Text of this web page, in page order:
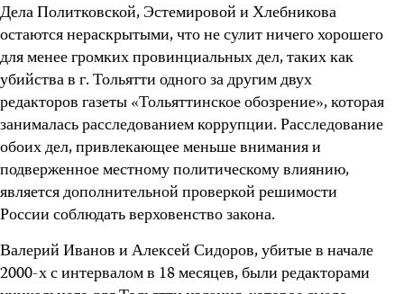
Дела Политковской, Эстемировой и Хлебникова
остаются нераскрытыми, что не сулит ничего хорошего
для менее громких провинциальных дел, таких как
убийства в г. Тольятти одного за другим двух
редакторов газеты «Тольяттинское обозрение», которая
занималась расследованием коррупции. Расследование
обоих дел, привлекающее меньше внимания и
подверженное местному политическому влиянию,
является дополнительной проверкой решимости
России соблюдать верховенство закона.
Валерий Иванов и Алексей Сидоров, убитые в начале
2000-х с интервалом в 18 месяцев, были редакторами